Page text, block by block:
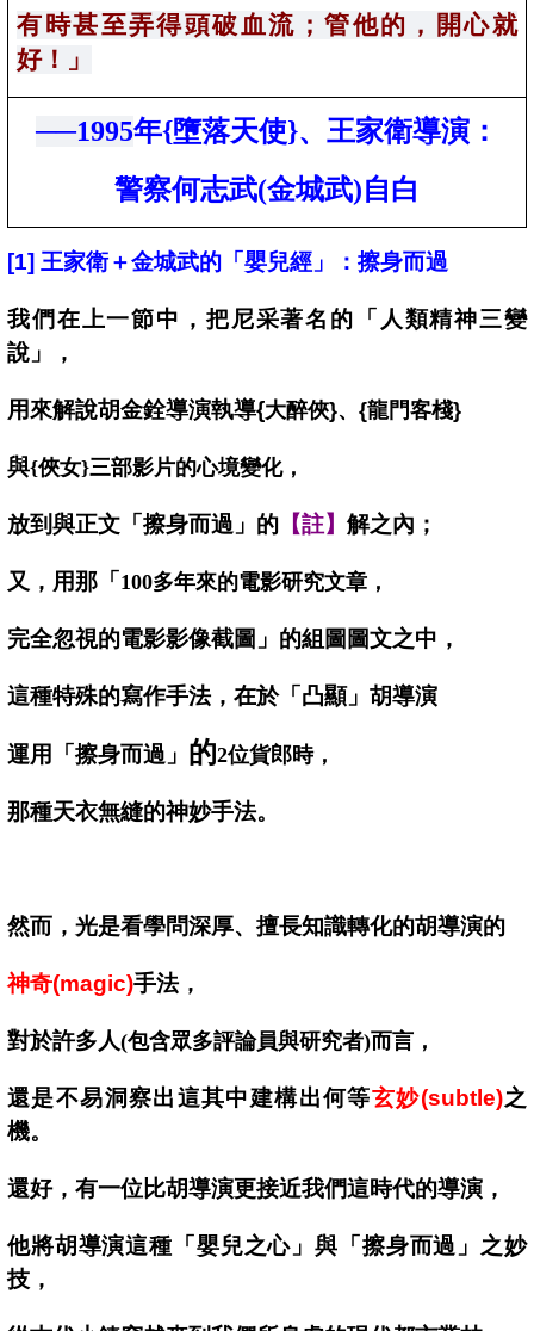
有時甚至弄得頭破血流；管他的，開心就
好！」
──1995年{墮落天使}、王家衛導演：
警察何志武(金城武)自白
[1] 王家衛＋金城武的「嬰兒經」：擦身而過
我們在上一節中，把尼采著名的「人類精神三變
說」，
用來解說胡金銓導演執導{大醉俠}、{龍門客棧}
與{俠女}三部影片的心境變化，
放到與正文「擦身而過」的 【註】 解之內；
又，用那「 100多年來的電影研究文章，
完全忽視的電影影像截圖」的組圖圖文之中，
這種特殊的寫作手法，在於「凸顯」胡導演
運用「擦身而過」 的2位貨郎時，
那種天衣無縫的神妙手法。
然而，光是看學問深厚、擅長知識轉化的胡導演的
神奇(magic)手法，
對於許多人(包含眾多評論員與研究者)而言，
還是不易洞察出這其中建構出何等玄妙(subtle)之
機。
還好，有一位比胡導演更接近我們這時代的導演，
他將胡導演這種「嬰兒之心」與「擦身而過」之妙
技，